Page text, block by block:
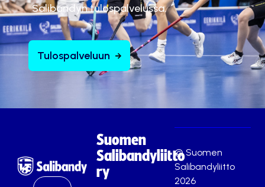
Salibandyn tulospalvelussa.
Tulospalveluun
Suomen
Salibandyliitto
ry
© Suomen
Salibandyliitto
2026